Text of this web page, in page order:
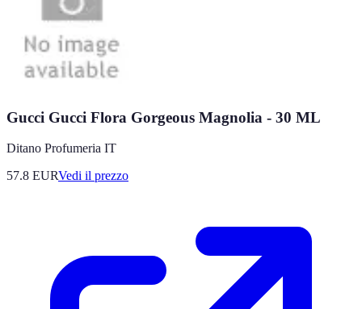
Gucci Gucci Flora Gorgeous Magnolia - 30 ML
Ditano Profumeria IT
57.8 EURVedi il prezzo